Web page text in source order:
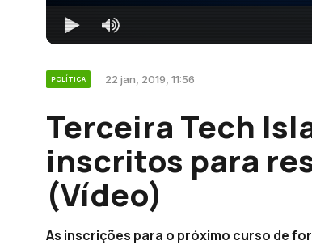
POLÍTICA 22 jan, 2019, 11:56
Terceira Tech
inscritos para
(Vídeo)
As inscrições para o próximo curso de